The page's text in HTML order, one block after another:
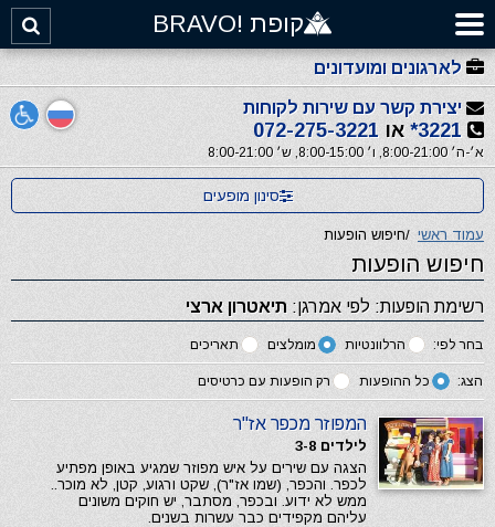
קופת !BRAVO
לארגונים ומועדונים
יצירת קשר עם שירות לקוחות
3221* או 072-275-3221
א׳-ה׳ 8:00-21:00, ו׳ 8:00-15:00, ש׳ 8:00-21:00
סינון מופעים
עמוד ראשי /חיפוש הופעות
חיפוש הופעות
רשימת הופעות: לפי אמרגן: תיאטרון ארצי
בחר לפי: הרלוונטיות מומלצים תאריכים
הצג: כל ההופעות רק הופעות עם כרטיסים
המפוזר מכפר אז"ר
לילדים 3-8
הצגה עם שירים על איש מפוזר שמגיע באופן מפתיע
לכפר. והכפר, (שמו אז"ר), שקט ורגוע, קטן, לא מוכר..
ממש לא ידוע. ובכפר, מסתבר, יש חוקים משונים
עליהם מקפידים כבר עשרות בשנים.